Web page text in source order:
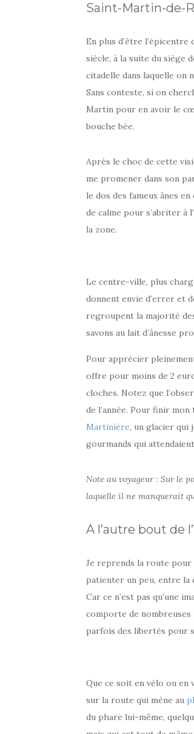
Saint-Martin-de-
En plus d’être
siècle, à la suite du siège
citadelle dans laquelle on
Sans conteste, si on
Martin pour en avoir le
bouche bée.
Après le choc de cette
me promener dans son
le dos des fameux ânes
de calme pour s’abriter à
la zone.
Le centre-ville, plus
donnent envie d’errer et
regroupent la majorité
savons au lait d’ânesse
Pour apprécier
offre pour moins de 2
cloches. Notez que
de l’année. Pour finir
Martinière, un glacier qui
gourmands qui
Note au voyageur : Sur le
laquelle il ne manquerait
A l’autre bout de
Je reprends la route pour
patienter un peu, entre la
Car ce n’est pas qu’une
comporte de
parfois des libertés pour
Que ce soit en vélo ou
sur la route qui mène au
du phare lui-même,